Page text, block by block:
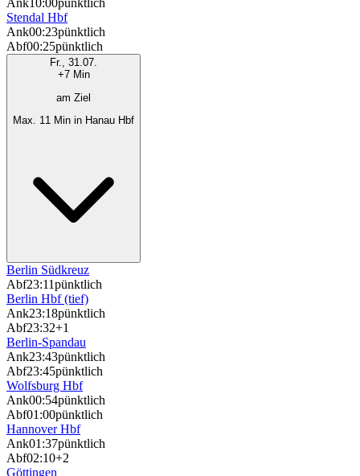
Ank10:00pünktlich
Stendal Hbf
Ank00:23pünktlich
Abf00:25pünktlich
Fr., 31.07.
+7 Min
am Ziel
Max. 11 Min in Hanau Hbf
Berlin Südkreuz
Abf23:11pünktlich
Berlin Hbf (tief)
Ank23:18pünktlich
Abf23:32+1
Berlin-Spandau
Ank23:43pünktlich
Abf23:45pünktlich
Wolfsburg Hbf
Ank00:54pünktlich
Abf01:00pünktlich
Hannover Hbf
Ank01:37pünktlich
Abf02:10+2
Göttingen